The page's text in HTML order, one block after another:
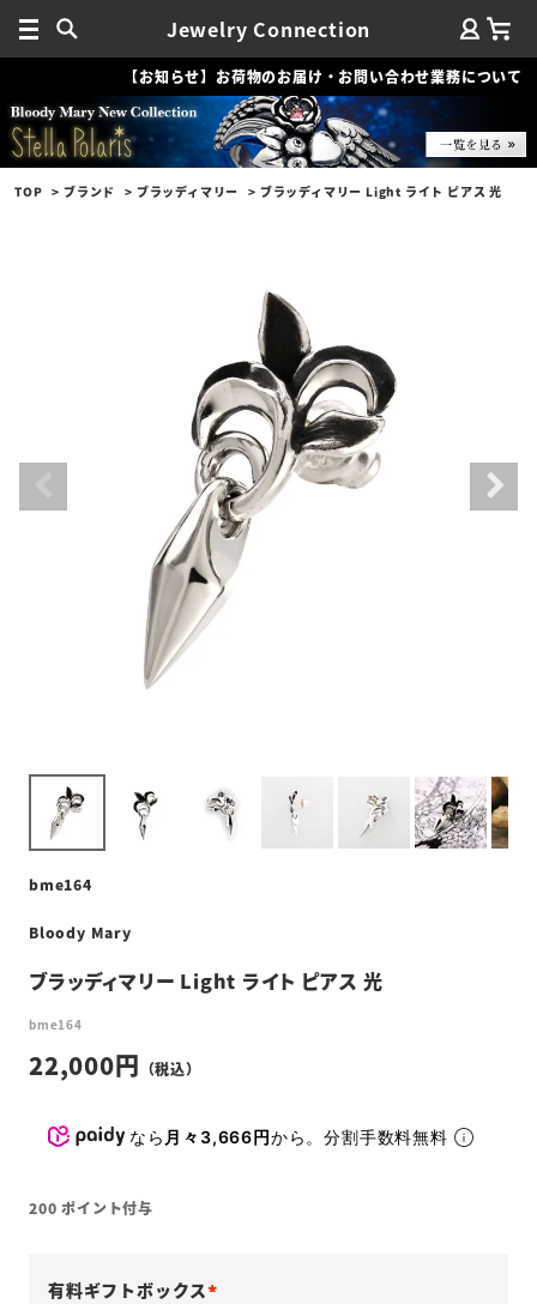
Jewelry Connection
【お知らせ】お荷物のお届け・お問い合わせ業務について
TOP ブランド ブラッディマリー ブラッディマリー Light ライト ピアス 光
bme164
Bloody Mary
ブラッディマリー Light ライト ピアス 光
bme164
22,000
なら 月々3,666円から。分割手数料無料
200 ポイント付与
有料ギフトボックス